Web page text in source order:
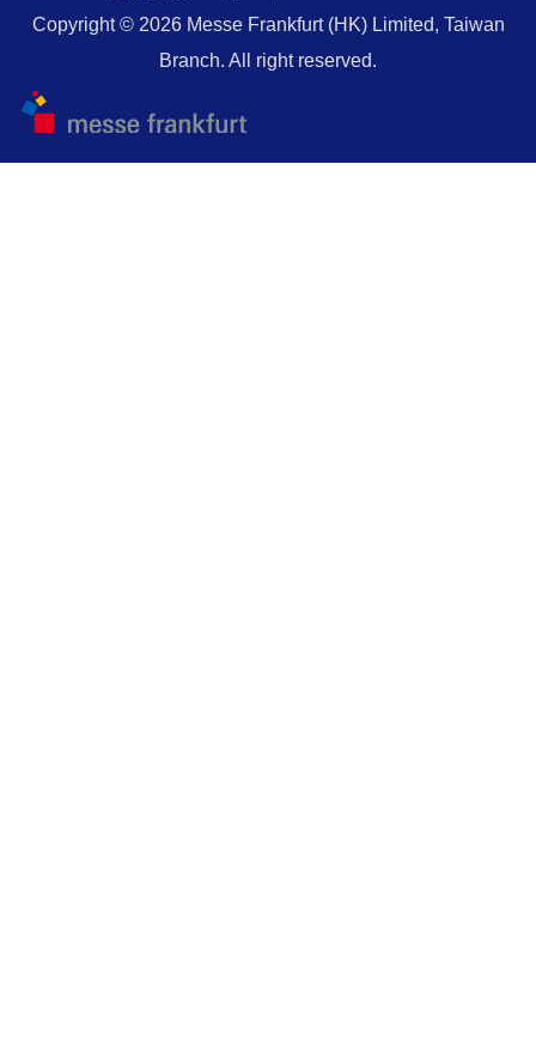
Copyright © 2026 Messe Frankfurt (HK) Limited, Taiwan
Branch. All right reserved.